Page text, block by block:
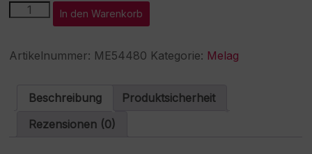
Abdeckkappe
für
Seitenwand
Menge
In den Warenkorb
l
e
r
t
Artikelnummer: ME54480 Kategorie: Melag
Beschreibung
Produktsicherheit
Rezensionen (0)